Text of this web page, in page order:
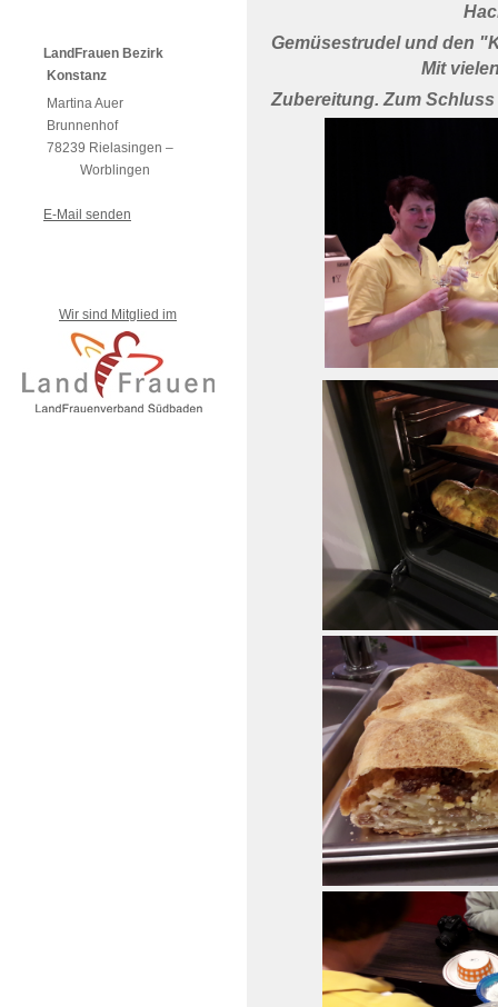
LandFrauen Bezirk
Konstanz
Martina Auer
Brunnenhof
78239 Rielasingen –
Worblingen
E-Mail senden
Wir sind Mitglied im
Gemüsestrudel und den
Mit
Zubereitung. Zum